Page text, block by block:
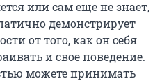
или сам еще не знает,
демонстрирует
от того, как он себя
и свое поведение.
можете принимать